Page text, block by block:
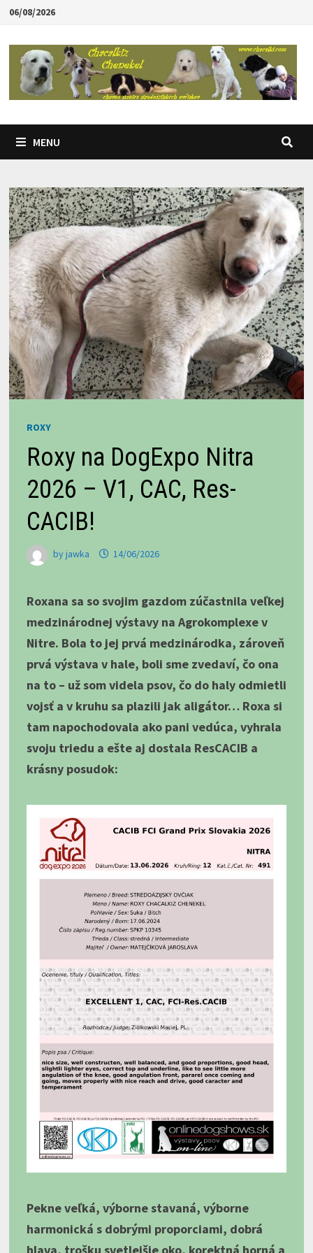
Skip
content
06/08/2026
MENU
ROXY
Roxy na DogExpo Nitra
2026 – V1, CAC, Res-
CACIB!
byjawka 14/06/2026
Roxana sa so svojim gazdom zúčastnila veľkej
medzinárodnej výstavy na Agrokomplexe v
Nitre. Bola to jej prvá medzinárodka, zároveň
prvá výstava v hale, boli sme zvedaví, čo ona
na to – už som videla psov, čo do haly odmietli
vojsť a v kruhu sa plazili jak aligátor… Roxa si
tam napochodovala ako pani vedúca, vyhrala
svoju triedu a ešte aj dostala ResCACIB a
krásny posudok:
Pekne veľká, výborne stavaná, výborne
harmonická s dobrými proporciami, dobrá
hlava, trošku svetlejšie oko, korektná horná a